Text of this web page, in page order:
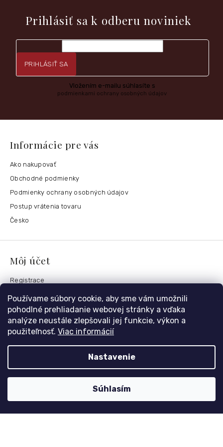
Používame súbory cookie, aby sme vám umožnili
pohodlné prehliadanie webovej stránky a vďaka
analýze neustále zlepšovali jej funkcie, výkon a
použiteľnosť. Viac informácií
Nastavenie
Súhlasím
Prihlásiť sa k odberu noviniek
PRIHLÁSIŤ SA
Vložením e-mailu súhlasíte s
podmienkami ochrany osobných údajov
Informácie pre vás
Ako nakupovať
Obchodné podmienky
Podmienky ochrany osobných údajov
Postup vrátenia tovaru
Česko
Môj účet
Registrace
Přihlášení
Historie objednávek
Kontaktujte nás
nolimit@dzinyodevy.cz